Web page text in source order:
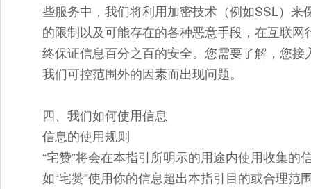
些服务中，我们将利用加密技术（例如SSL）
的限制以及可能存在的各种恶意手段，在互联
终保证信息百分之百的安全。您需要了解，您
我们可控范围外的因素而出现问题。
四、我们如何使用信息
信息的使用规则
“宅赞”将会在本指引所明示的用途内使用收集的
如“宅赞”使用你的信息超出本指引目的或合理